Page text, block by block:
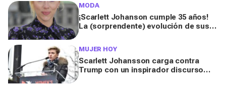
MODA
¡Scarlett Johanson cumple 35 años!
La (sorprendente) evolución de sus
MUJER HOY
Scarlett Johansson carga contra
Trump con un inspirador discurso